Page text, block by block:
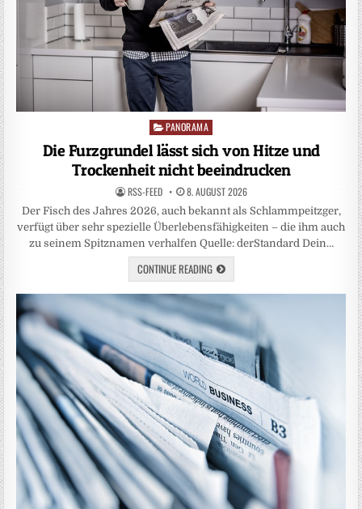
Posted
in
PANORAMA
Die Furzgrundel lässt sich von Hitze und
Trockenheit nicht beeindrucken
RSS-FEED 8. AUGUST 2026
Der Fisch des Jahres 2026, auch bekannt als Schlammpeitzger,
verfügt über sehr spezielle Überlebensfähigkeiten – die ihm auch
zu seinem Spitznamen verhalfen Quelle: derStandard Dein…
CONTINUE READING